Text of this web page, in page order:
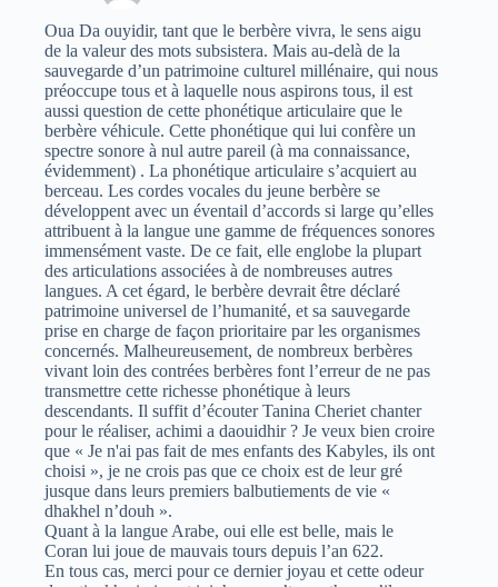
Oua Da ouyidir, tant que le berbère vivra, le sens aigu
de la valeur des mots subsistera. Mais au-delà de la
sauvegarde d’un patrimoine culturel millénaire, qui nous
préoccupe tous et à laquelle nous aspirons tous, il est
aussi question de cette phonétique articulaire que le
berbère véhicule. Cette phonétique qui lui confère un
spectre sonore à nul autre pareil (à ma connaissance,
évidemment) . La phonétique articulaire s’acquiert au
berceau. Les cordes vocales du jeune berbère se
développent avec un éventail d’accords si large qu’elles
attribuent à la langue une gamme de fréquences sonores
immensément vaste. De ce fait, elle englobe la plupart
des articulations associées à de nombreuses autres
langues. A cet égard, le berbère devrait être déclaré
patrimoine universel de l’humanité, et sa sauvegarde
prise en charge de façon prioritaire par les organismes
concernés. Malheureusement, de nombreux berbères
vivant loin des contrées berbères font l’erreur de ne pas
transmettre cette richesse phonétique à leurs
descendants. Il suffit d’écouter Tanina Cheriet chanter
pour le réaliser, achimi a daouidhir ? Je veux bien croire
que « Je n'ai pas fait de mes enfants des Kabyles, ils ont
choisi », je ne crois pas que ce choix est de leur gré
jusque dans leurs premiers balbutiements de vie «
dhakhel n’douh ».
Quant à la langue Arabe, oui elle est belle, mais le
Coran lui joue de mauvais tours depuis l’an 622.
En tous cas, merci pour ce dernier joyau et cette odeur